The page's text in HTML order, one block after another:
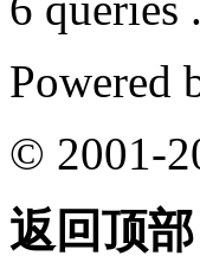
Powered
© 2001-
返回顶部